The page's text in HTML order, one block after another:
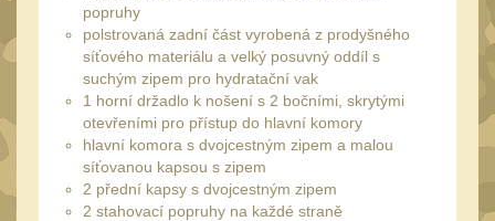
Ostatní
Montáže na hlaveň3
Montáže pro svítilny18
Předpažbí56
Pre AK 11
popruhy
polstrovaná zadní část vyrobená z prodyšného
síťového materiálu a velký posuvný oddíl s
suchým zipem pro hydratační vak
1 horní držadlo k nošení s 2 bočními, skrytými
otevřeními pro přístup do hlavní komory
hlavní komora s dvojcestným zipem a malou
síťovanou kapsou s zipem
2 přední kapsy s dvojcestným zipem
2 stahovací popruhy na každé straně